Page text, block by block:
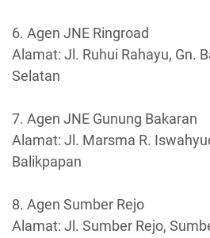
6. Agen JNE Ringroad
Alamat: Jl. Ruhui Rahayu, Gn.
Selatan
7. Agen JNE Gunung Bakaran
Alamat: Jl. Marsma R.
Balikpapan
8. Agen Sumber Rejo
Alamat: Jl. Sumber Rejo,